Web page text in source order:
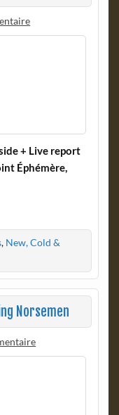
+ Live report
Éphémère,
, New, Cold &
Norsemen